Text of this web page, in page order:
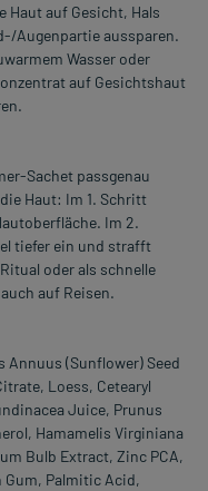
Haut auf Gesicht, Hals
Augenpartie aussparen.
Wasser oder
auf Gesichtshaut
Sachet passgenau
Haut: Im 1. Schritt
Im 2.
tiefer ein und strafft
oder als schnelle
auf Reisen.
(Sunflower) Seed
Loess, Cetearyl
Juice, Prunus
Hamamelis Virginiana
Bulb Extract, Zinc PCA,
Gum, Palmitic Acid,